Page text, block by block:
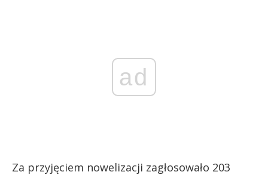
ad
Za przyjęciem nowelizacji zagłosowało 203